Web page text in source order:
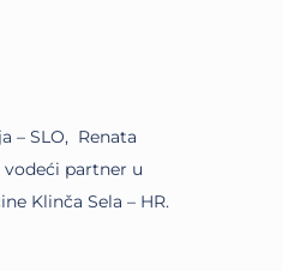
– SLO, Renata
vodeći partner u
Klinča Sela – HR.